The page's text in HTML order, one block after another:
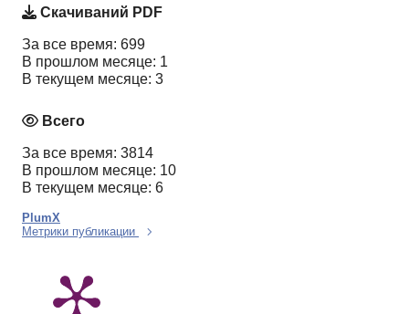
Скачиваний PDF
За все время: 699
В прошлом месяце: 1
В текущем месяце: 3
Всего
За все время: 3814
В прошлом месяце: 10
В текущем месяце: 6
PlumX
Метрики публикации